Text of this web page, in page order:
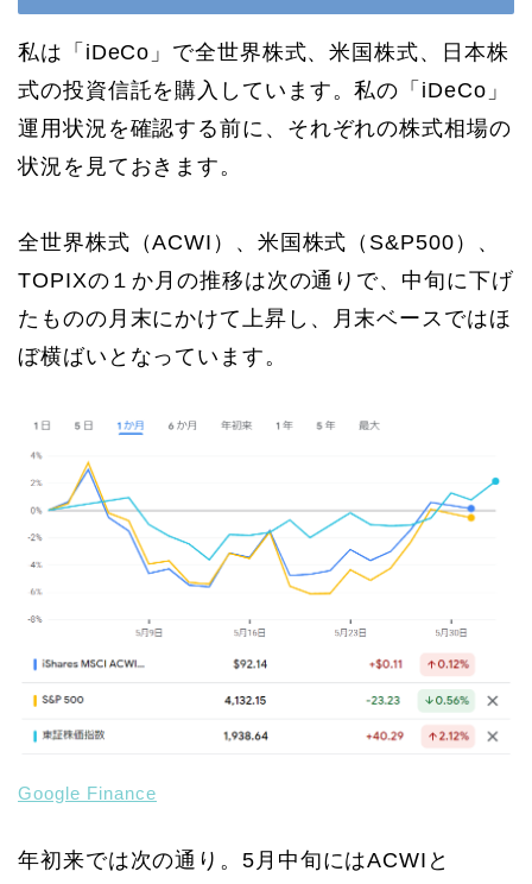
私は「iDeCo」で全世界株式、米国株式、日本株
式の投資信託を購入しています。私の「iDeCo」
運用状況を確認する前に、それぞれの株式相場の
状況を見ておきます。
全世界株式（ACWI）、米国株式（S&P500）、
TOPIXの１か月の推移は次の通りで、中旬に下げ
たものの月末にかけて上昇し、月末ベースではほ
ぼ横ばいとなっています。
Google Finance
年初来では次の通り。5月中旬にはACWIと